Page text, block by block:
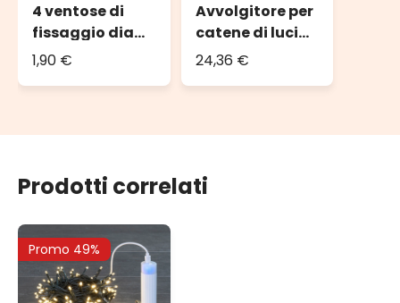
4 ventose di
fissaggio diam.
4 cm
1,90 €
Avvolgitore per
catene di luci
fino a 2000 led
24,36 €
Prodotti correlati
Promo 49%